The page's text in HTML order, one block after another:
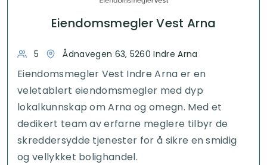
Eiendomsmegler Vest Arna
Eiendomsmegler Vest Indre Arna er en
veletablert eiendomsmegler med dyp
lokalkunnskap om Arna og omegn. Med et
dedikert team av erfarne meglere tilbyr de
skreddersydde tjenester for å sikre en smidig
og vellykket bolighandel.
5 Ådnavegen 63, 5260 Indre Arna